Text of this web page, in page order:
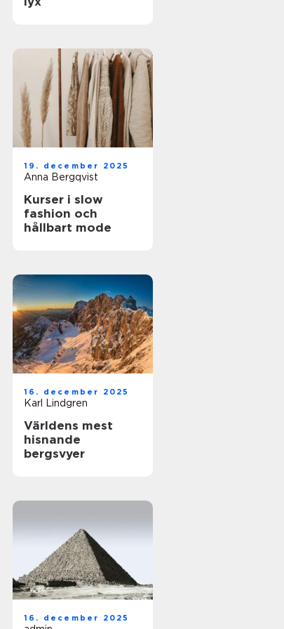
19. december 2025
Anna Bergqvist
Kurser i slow
fashion och
hållbart mode
16. december 2025
Karl Lindgren
Världens mest
hisnande
bergsvyer
16. december 2025